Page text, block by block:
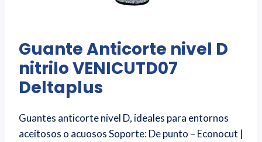
Guante Anticorte nivel D
nitrilo VENICUTD07
Deltaplus
Guantes anticorte nivel D, ideales para entornos
aceitosos o acuosos Soporte: De punto – Econocut |